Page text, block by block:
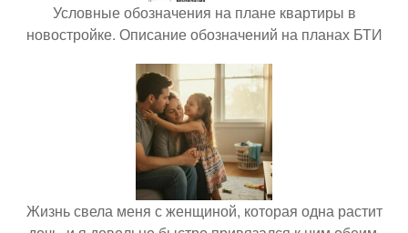
Условные обозначения на плане квартиры в
новостройке. Описание обозначений на планах БТИ
Жизнь свела меня с женщиной, которая одна растит